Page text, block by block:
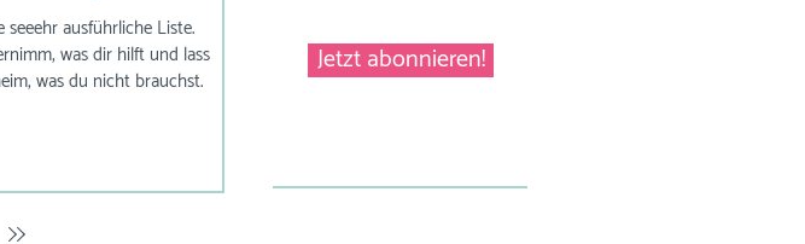
in Präsenz
seeehr ausführliche Liste.
was dir hilft und lass
was du nicht brauchst.
Jetzt abonnieren!